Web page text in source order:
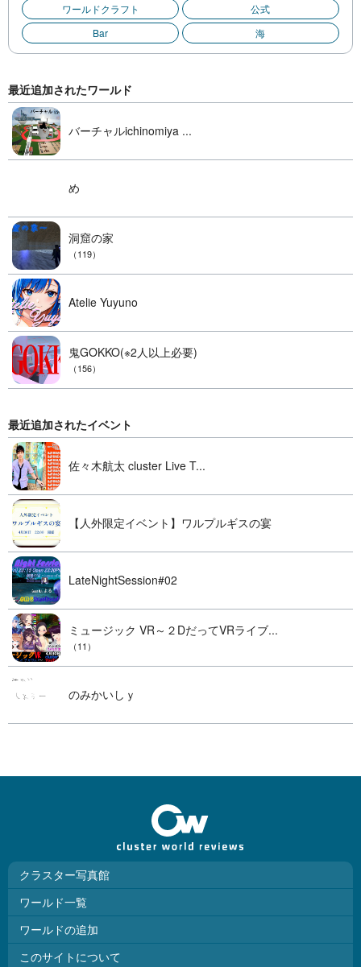
ワールドクラフト
公式
Bar
海
最近追加されたワールド
バーチャルichinomiya ...
め
洞窟の家
（119）
Atelie Yuyuno
鬼GOKKO(※2人以上必要)
（156）
最近追加されたイベント
佐々木航太 cluster Live T...
【人外限定イベント】ワルプルギスの宴
LateNightSession#02
ミュージック VR～２DだってVRライブ...
（11）
のみかいしｙ
クラスター写真館
ワールド一覧
ワールドの追加
このサイトについて